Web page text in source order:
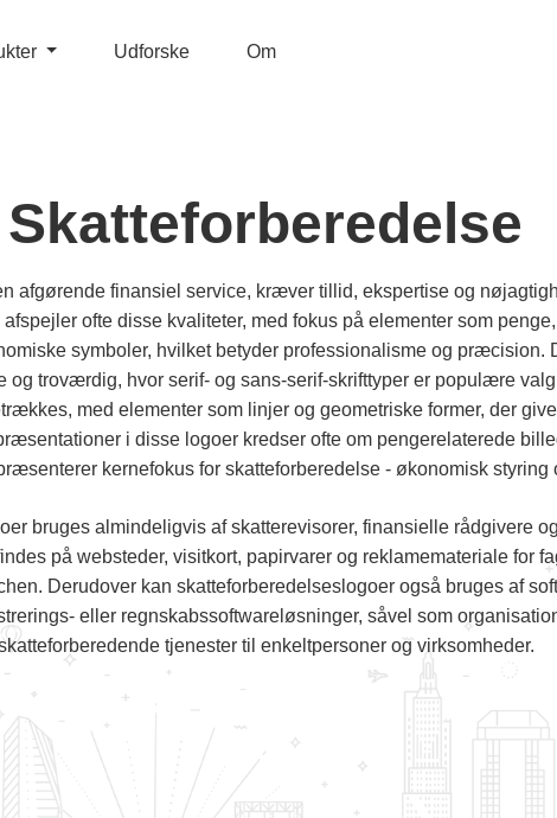
Udforske Om
Skatteforberedelse
afgørende finansiel service, kræver tillid, ekspertise og
ofte disse kvaliteter, med fokus på elementer som
symboler, hvilket betyder professionalisme og præcision.
og troværdig, hvor serif- og sans-serif-skrifttyper er populære
med elementer som linjer og geometriske former, der
i disse logoer kredser ofte om pengerelaterede
kernefokus for skatteforberedelse - økonomisk styring
bruges almindeligvis af skatterevisorer, finansielle rådgivere
på websteder, visitkort, papirvarer og reklamemateriale for
Derudover kan skatteforberedelseslogoer også bruges af
eller regnskabssoftwareløsninger, såvel som
tjenester til enkeltpersoner og virksomheder.